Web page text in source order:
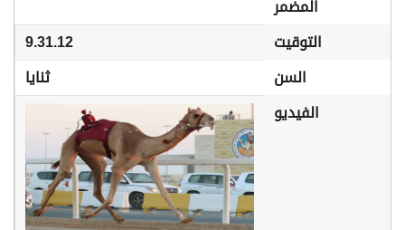
المضمر
التوقيت
9.31.12
السن
ثنايا
الفيديو